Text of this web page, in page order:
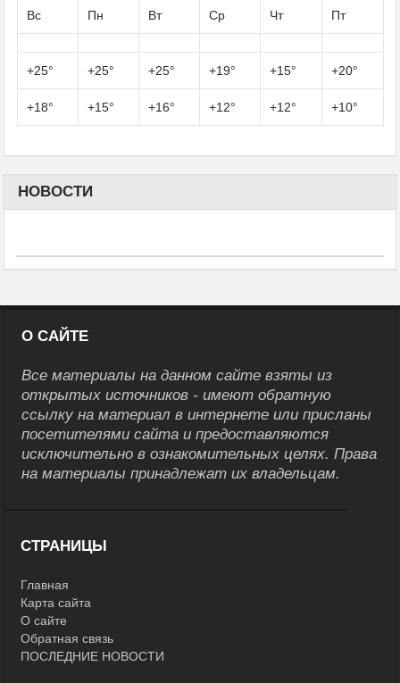
Вс
Пн Вт Ср Чт Пт
+25° +25° +25° +19° +15° +20°
+18° +15° +16° +12° +12° +10°
НОВОСТИ
О САЙТЕ
Все материалы на данном сайте взяты из
открытых источников - имеют обратную
ссылку на материал в интернете или присланы
посетителями сайта и предоставляются
исключительно в ознакомительных целях. Права
на материалы принадлежат их владельцам.
СТРАНИЦЫ
Главная
Карта сайта
О сайте
Обратная связь
ПОСЛЕДНИЕ НОВОСТИ